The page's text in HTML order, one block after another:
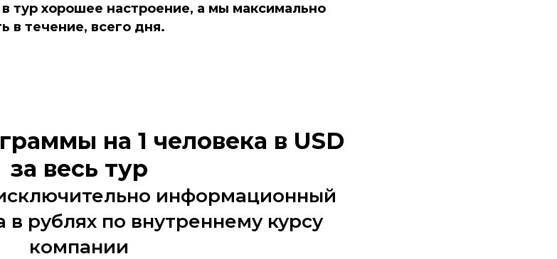
тур хорошее настроение, а мы максимально
в течение, всего дня.
на 1 человека в USD
за весь тур
информационный
в рублях по внутреннему курсу
компании